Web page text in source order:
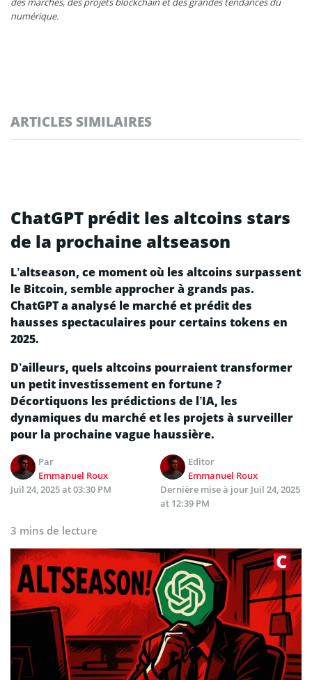
numérique.
ARTICLES SIMILAIRES
ChatGPT prédit les altcoins stars
de la prochaine altseason
L’altseason, ce moment où les altcoins surpassent
le Bitcoin, semble approcher à grands pas.
ChatGPT a analysé le marché et prédit des
hausses spectaculaires pour certains tokens en
2025.
D’ailleurs, quels altcoins pourraient transformer
un petit investissement en fortune ?
Décortiquons les prédictions de l’IA, les
dynamiques du marché et les projets à surveiller
pour la prochaine vague haussière.
Par
Emmanuel Roux
Editor
Emmanuel Roux
Juil 24, 2025 at 03:30 PM
Dernière mise à jour Juil 24, 2025
at 12:39 PM
3 mins de lecture